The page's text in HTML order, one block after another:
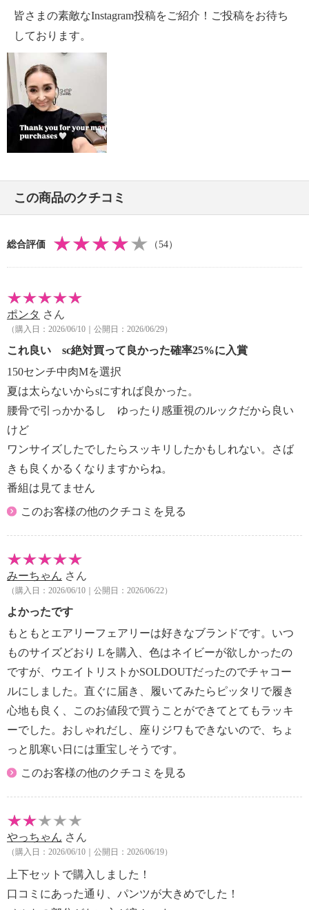
皆さまの素敵なInstagram投稿をご紹介！ご投稿をお待ち
しております。
この商品のクチコミ
総合評価 （54）
ポンタ さん
（購入日：2026/06/10｜公開日：2026/06/29）
これ良い sc絶対買って良かった確率25%に入賞
150センチ中肉Mを選択
夏は太らないからsにすれば良かった。
腰骨で引っかかるし ゆったり感重視のルックだから良い
けど
ワンサイズしたでしたらスッキリしたかもしれない。さば
きも良くかるくなりますからね。
番組は見てません
このお客様の他のクチコミを見る
みーちゃん さん
（購入日：2026/06/10｜公開日：2026/06/22）
よかったです
もともとエアリーフェアリーは好きなブランドです。いつ
ものサイズどおり Lを購入、色はネイビーが欲しかったの
ですが、ウエイトリストかSOLDOUTだったのでチャコー
ルにしました。直ぐに届き、履いてみたらピッタリで履き
心地も良く、このお値段で買うことができてとてもラッキ
ーでした。おしゃれだし、座りジワもできないので、ちょ
っと肌寒い日には重宝しそうです。
このお客様の他のクチコミを見る
やっちゃん さん
（購入日：2026/06/10｜公開日：2026/06/19）
上下セットで購入しました！
口コミにあった通り、パンツが大きめでした！